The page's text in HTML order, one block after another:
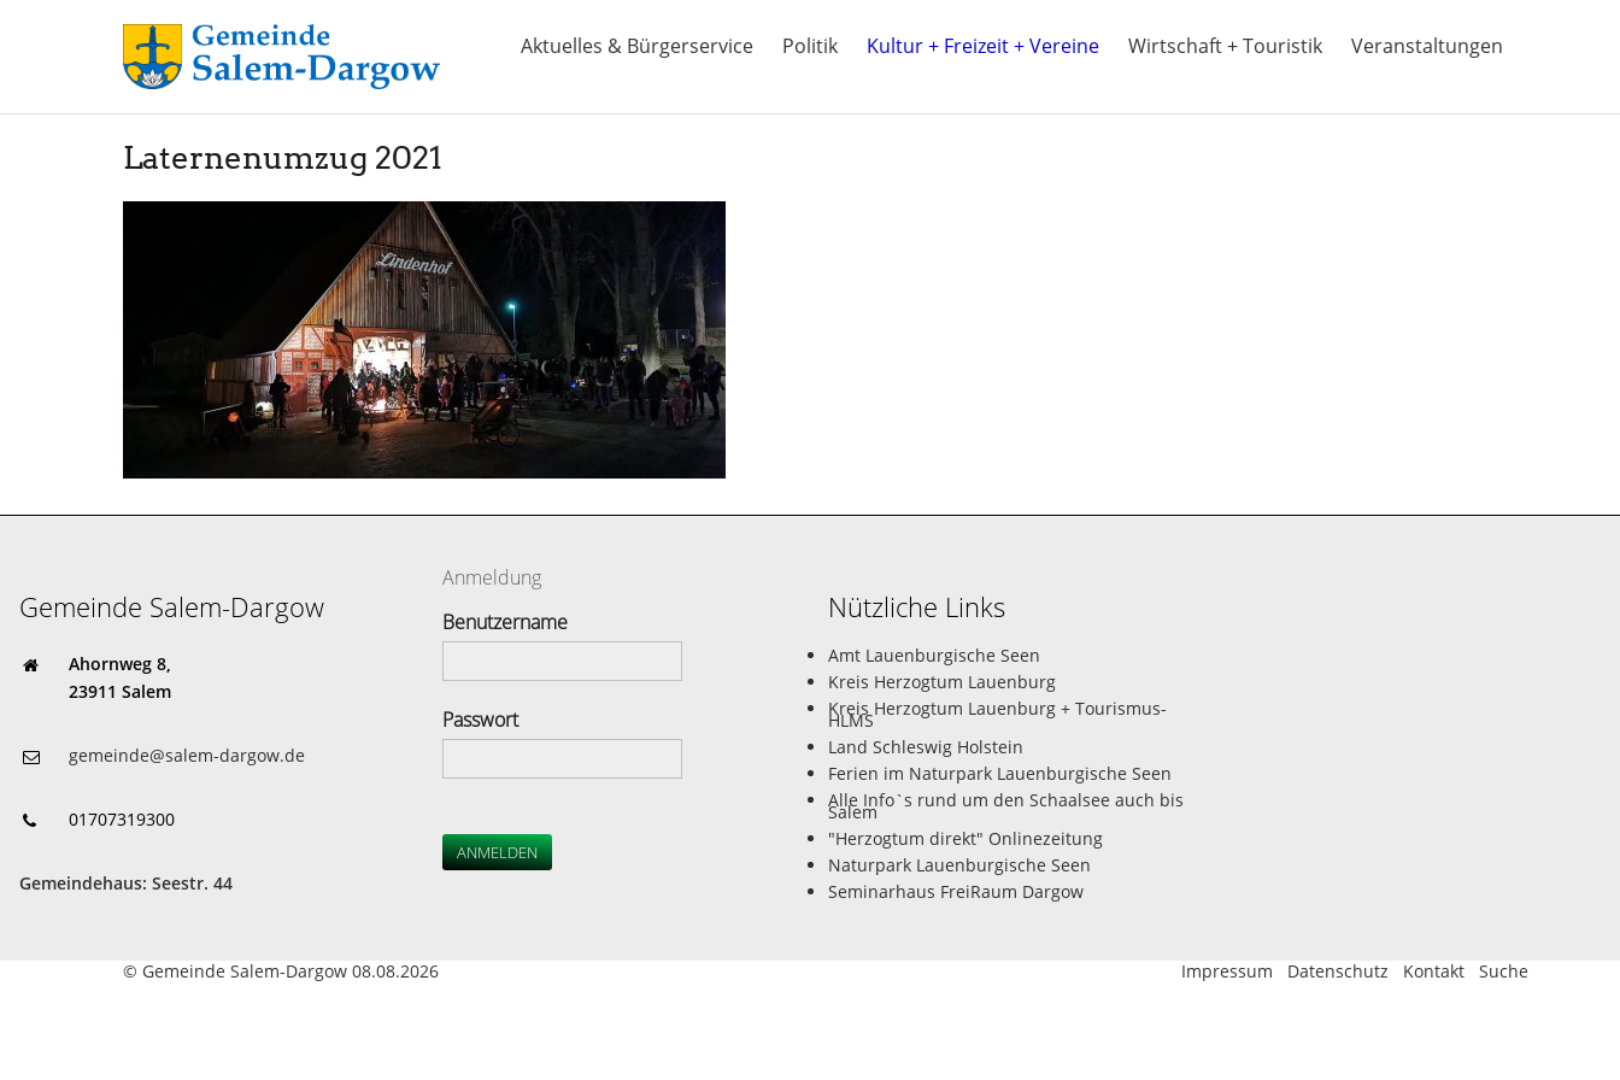
Aktuelles & Bürgerservice Politik Kultur + Freizeit + Vereine Wirtschaft + Touristik Veranstaltungen
Laternenumzug 2021
Gemeinde Salem-Dargow
Ahornweg 8,
23911 Salem
gemeinde@salem-dargow.de
01707319300
Gemeindehaus: Seestr. 44
Anmeldung
Benutzername
Passwort
ANMELDEN
Nützliche Links
Amt Lauenburgische Seen
Kreis Herzogtum Lauenburg
Kreis Herzogtum Lauenburg + Tourismus-
HLMS
Land Schleswig Holstein
Ferien im Naturpark Lauenburgische Seen
Alle Info`s rund um den Schaalsee auch bis
Salem
"Herzogtum direkt" Onlinezeitung
Naturpark Lauenburgische Seen
Seminarhaus FreiRaum Dargow
© Gemeinde Salem-Dargow 08.08.2026 Impressum Datenschutz Kontakt Suche